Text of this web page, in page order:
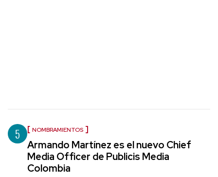
5 NOMBRAMIENTOS
Armando Martínez es el nuevo Chief
Media Officer de Publicis Media
Colombia